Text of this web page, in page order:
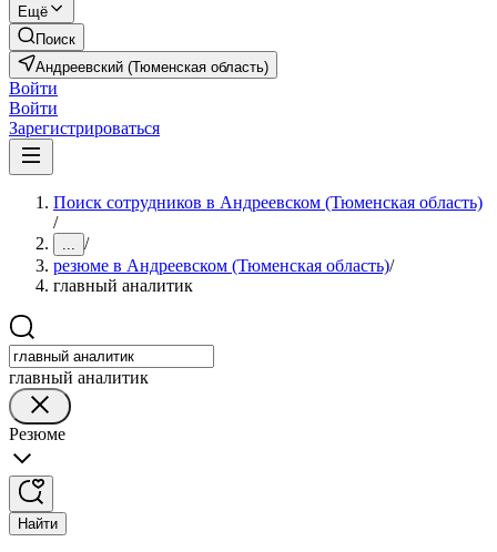
Ещё
Поиск
Андреевский (Тюменская область)
Войти
Войти
Зарегистрироваться
Поиск сотрудников в Андреевском (Тюменская область)
/
... /
резюме в Андреевском (Тюменская область)/
главный аналитик
главный аналитик
Резюме
Найти